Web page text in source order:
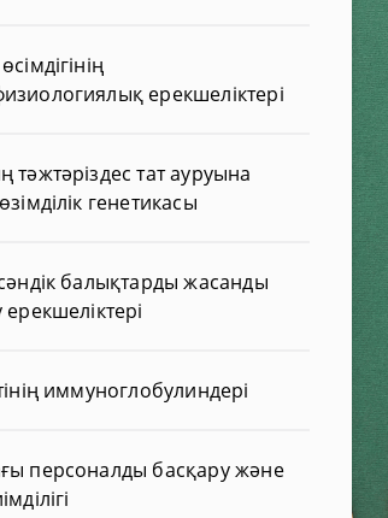
ерекшеліктері
тәжтәріздес тат ауруына
генетикасы
балықтарды жасанды
иммуноглобулиндері
персоналды басқару және